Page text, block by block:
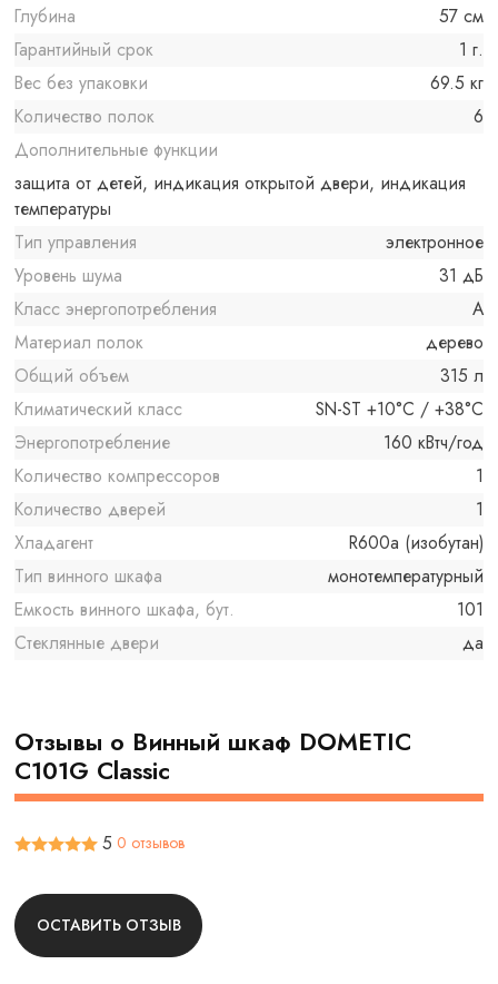
Глубина
57 см
Гарантийный срок
1 г.
Вес без упаковки
69.5 кг
Количество полок
6
Дополнительные функции
защита от детей, индикация открытой двери, индикация
температуры
Тип управления
электронное
Уровень шума
31 дБ
Класс энергопотребления
A
Материал полок
дерево
Общий объем
315 л
Климатический класс
SN-ST +10°C / +38°C
Энергопотребление
160 кВтч/год
Количество компрессоров
1
Количество дверей
1
Хладагент
R600a (изобутан)
Тип винного шкафа
монотемпературный
Емкость винного шкафа, бут.
101
Стеклянные двери
да
Отзывы о Винный шкаф DOMETIC
C101G Classic
5 0 отзывов
ОСТАВИТЬ ОТЗЫВ